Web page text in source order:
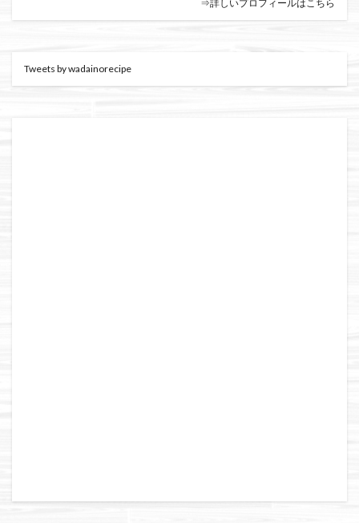
⇒詳しいプロフィールはこちら
Tweets by wadainorecipe